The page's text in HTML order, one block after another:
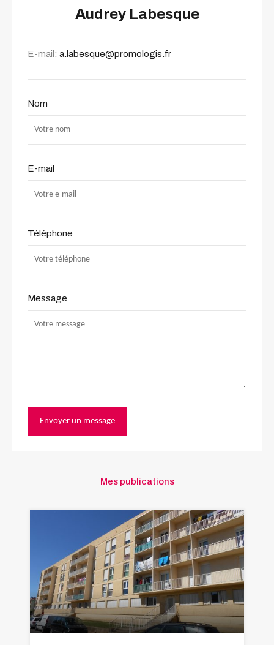
Audrey Labesque
E-mail: a.labesque@promologis.fr
Nom
E-mail
Téléphone
Message
Mes publications